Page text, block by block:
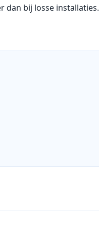
dan bij losse installaties.